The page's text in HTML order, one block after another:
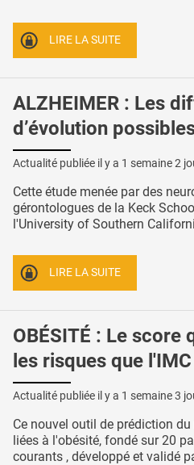
LIRE LA SUITE
ALZHEIMER : Les
d’évolution
Actualité publiée il y a 1 semaine 2
Cette étude menée par des
gérontologues de la Keck
l'University of Southern
LIRE LA SUITE
OBÉSITÉ : Le score
les risques que l'IMC
Actualité publiée il y a 1 semaine 3
Ce nouvel outil de prédiction
liées à l'obésité, fondé sur 20
courants , développé et validé